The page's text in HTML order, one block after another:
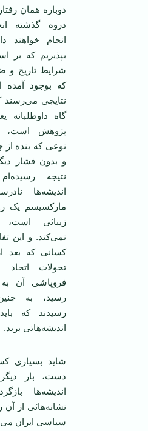
دوباره‌‌‌ همان
دروه گذشته
انجام خواهند
بپذیریم که بر
شرایط تاریخ و
که بوجود آمده
نتایجی می‌رسند
‌گاه داوطلبانه
پژوهش است،
نوعی که بنده از
و بدون فشار
نتیجه
اندیشه‌ها
مارکسیسم یک
زیبائی است،
نمی‌کند. و این
کسانی که بعد
تحولات
فروپاشی آن
رسید، به
رسیدند که
اندیشه‌هائی برید.
شاید بسیاری
دست، بار
اندیشه‌ها
نشانه‌هائی از
سیاسی ایران